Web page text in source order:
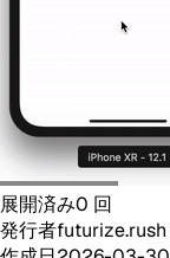
展開済み0 回
発行者futurize.rush